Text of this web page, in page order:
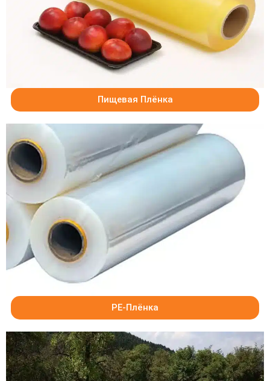
Пищевая Плёнка
PE-Плёнка